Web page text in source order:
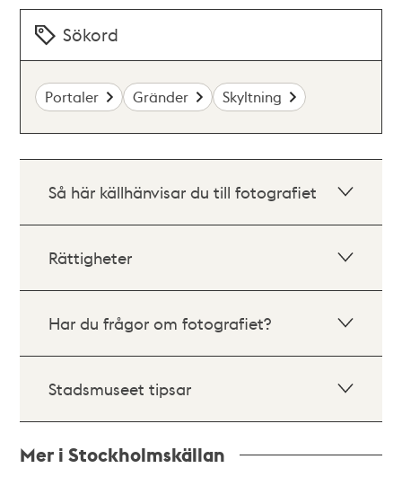
Sökord
Portaler Gränder Skyltning
Så här källhänvisar du till fotografiet
Rättigheter
Har du frågor om fotografiet?
Stadsmuseet tipsar
Mer i Stockholmskällan